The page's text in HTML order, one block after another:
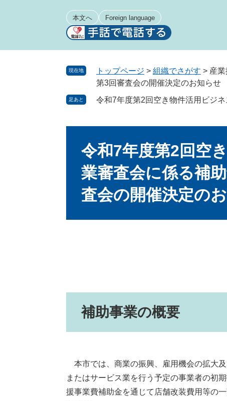
本文へ Foreign language
現在地 トップページ > 組織でさがす > 産
第3回審査会の開催決定のお知らせ
足あと 令和7年度第2回空き物件活用ビジ
令和7年度第2回空
業審査会に係る補
査会の開催決定の
補助事業の概要
本市では、商業の振興、雇用機会の拡大
またはサービス業を行う予定の事業者の初
援事業費補助金を通じて店舗改装費用等の